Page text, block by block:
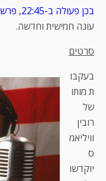
בכן פעולה ב-22:45, פרשיות סמויות.
עונה חמישית וחדשה.
סרטים
בעקבו
ת מותו
של
רובין
וויליאמ
ס
יוקדשו